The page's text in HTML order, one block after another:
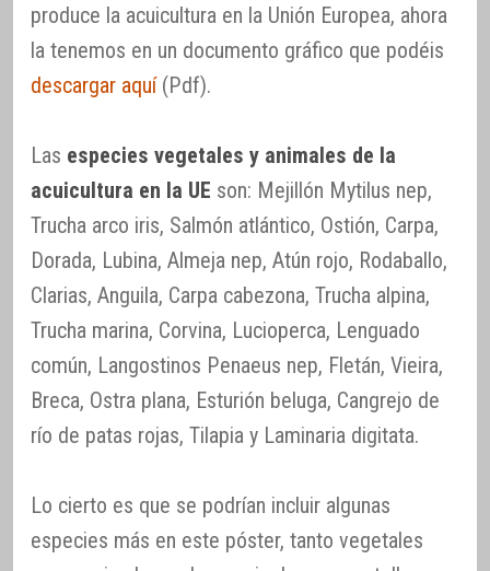
produce la acuicultura en la Unión Europea, ahora
la tenemos en un documento gráfico que podéis
descargar aquí(Pdf).
Las especies vegetales y animales de la
acuicultura en la UE son: Mejillón Mytilus nep,
Trucha arco iris, Salmón atlántico, Ostión, Carpa,
Dorada, Lubina, Almeja nep, Atún rojo, Rodaballo,
Clarias, Anguila, Carpa cabezona, Trucha alpina,
Trucha marina, Corvina, Lucioperca, Lenguado
común, Langostinos Penaeus nep, Fletán, Vieira,
Breca, Ostra plana, Esturión beluga, Cangrejo de
río de patas rojas, Tilapia y Laminaria digitata.
Lo cierto es que se podrían incluir algunas
especies más en este póster, tanto vegetales